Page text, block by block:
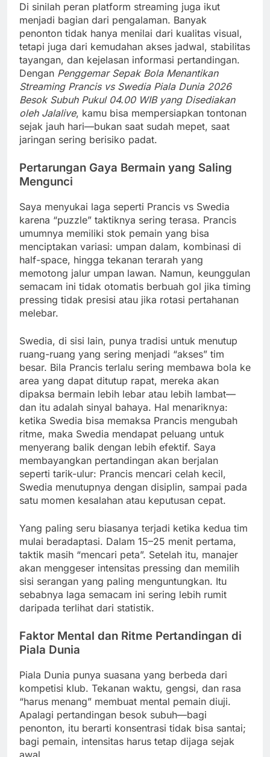
Di sinilah peran platform streaming juga ikut
menjadi bagian dari pengalaman. Banyak
penonton tidak hanya menilai dari kualitas visual,
tetapi juga dari kemudahan akses jadwal, stabilitas
tayangan, dan kejelasan informasi pertandingan.
Dengan Penggemar Sepak Bola Menantikan
Streaming Prancis vs Swedia Piala Dunia 2026
Besok Subuh Pukul 04.00 WIB yang Disediakan
oleh Jalalive, kamu bisa mempersiapkan tontonan
sejak jauh hari—bukan saat sudah mepet, saat
jaringan sering berisiko padat.
Pertarungan Gaya Bermain yang Saling
Mengunci
Saya menyukai laga seperti Prancis vs Swedia
karena “puzzle” taktiknya sering terasa. Prancis
umumnya memiliki stok pemain yang bisa
menciptakan variasi: umpan dalam, kombinasi di
half-space, hingga tekanan terarah yang
memotong jalur umpan lawan. Namun, keunggulan
semacam ini tidak otomatis berbuah gol jika timing
pressing tidak presisi atau jika rotasi pertahanan
melebar.
Swedia, di sisi lain, punya tradisi untuk menutup
ruang-ruang yang sering menjadi “akses” tim
besar. Bila Prancis terlalu sering membawa bola ke
area yang dapat ditutup rapat, mereka akan
dipaksa bermain lebih lebar atau lebih lambat—
dan itu adalah sinyal bahaya. Hal menariknya:
ketika Swedia bisa memaksa Prancis mengubah
ritme, maka Swedia mendapat peluang untuk
menyerang balik dengan lebih efektif. Saya
membayangkan pertandingan akan berjalan
seperti tarik-ulur: Prancis mencari celah kecil,
Swedia menutupnya dengan disiplin, sampai pada
satu momen kesalahan atau keputusan cepat.
Yang paling seru biasanya terjadi ketika kedua tim
mulai beradaptasi. Dalam 15–25 menit pertama,
taktik masih “mencari peta”. Setelah itu, manajer
akan menggeser intensitas pressing dan memilih
sisi serangan yang paling menguntungkan. Itu
sebabnya laga semacam ini sering lebih rumit
daripada terlihat dari statistik.
Faktor Mental dan Ritme Pertandingan di
Piala Dunia
Piala Dunia punya suasana yang berbeda dari
kompetisi klub. Tekanan waktu, gengsi, dan rasa
“harus menang” membuat mental pemain diuji.
Apalagi pertandingan besok subuh—bagi
penonton, itu berarti konsentrasi tidak bisa santai;
bagi pemain, intensitas harus tetap dijaga sejak
awal.